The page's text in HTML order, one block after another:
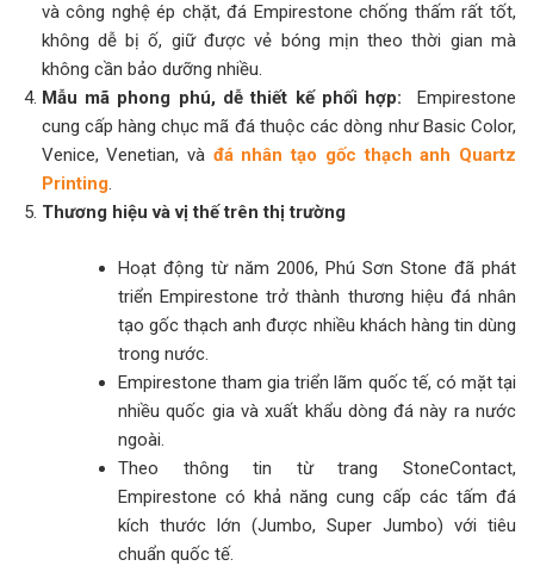
và công nghệ ép chặt, đá Empirestone chống thấm rất tốt,
không dễ bị ố, giữ được vẻ bóng mịn theo thời gian mà
không cần bảo dưỡng nhiều.
Mẫu mã phong phú, dễ thiết kế phối hợp:
Empirestone
cung cấp hàng chục mã đá thuộc các dòng như Basic Color,
Venice, Venetian, và đá nhân tạo gốc thạch anh Quartz
Printing.
Thương hiệu và vị thế trên thị trường
Hoạt động từ năm 2006, Phú Sơn Stone đã phát
triển Empirestone trở thành thương hiệu đá nhân
tạo gốc thạch anh được nhiều khách hàng tin dùng
trong nước.
Empirestone tham gia triển lãm quốc tế, có mặt tại
nhiều quốc gia và xuất khẩu dòng đá này ra nước
ngoài.
Theo thông tin từ trang StoneContact,
Empirestone có khả năng cung cấp các tấm đá
kích thước lớn (Jumbo, Super Jumbo) với tiêu
chuẩn quốc tế.